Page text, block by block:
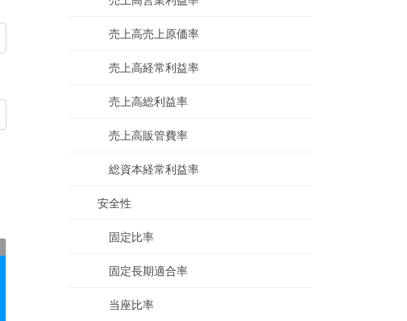
売上高売上原価率
売上高経常利益率
売上高総利益率
売上高販管費率
総資本経常利益率
安全性
固定比率
固定長期適合率
当座比率